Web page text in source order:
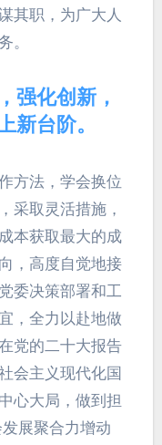
其职，为广大人
。
强化创新，
新台阶。
方法，学会换位
采取灵活措施，
本获取最大的成
，高度自觉地接
委决策部署和工
，全力以赴地做
党的二十大报告
会主义现代化国
心大局，做到担
展聚合力增动